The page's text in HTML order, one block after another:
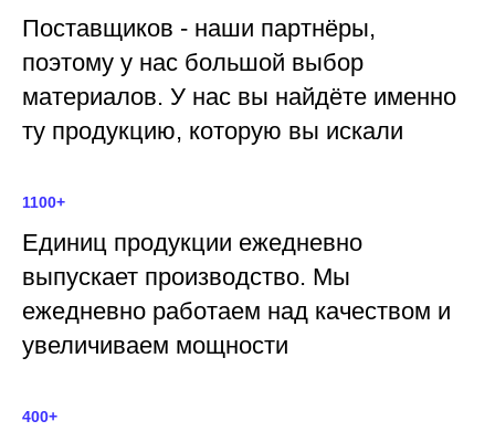
Поставщиков - наши партнёры,
поэтому у нас большой выбор
материалов. У нас вы найдёте именно
ту продукцию, которую вы искали
1100+
Единиц продукции ежедневно
выпускает производство. Мы
ежедневно работаем над качеством и
увеличиваем мощности
400+